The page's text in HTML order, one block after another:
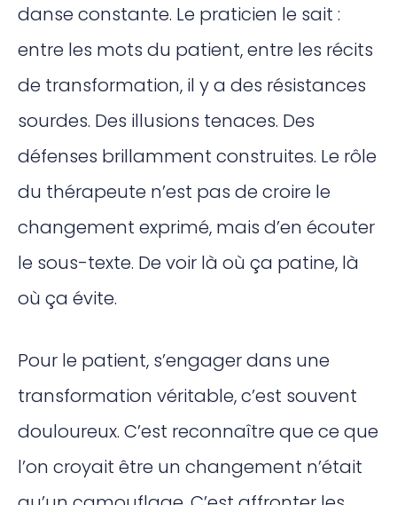
danse constante. Le praticien le sait :
entre les mots du patient, entre les récits
de transformation, il y a des résistances
sourdes. Des illusions tenaces. Des
défenses brillamment construites. Le rôle
du thérapeute n’est pas de croire le
changement exprimé, mais d’en écouter
le sous-texte. De voir là où ça patine, là
où ça évite.
Pour le patient, s’engager dans une
transformation véritable, c’est souvent
douloureux. C’est reconnaître que ce que
l’on croyait être un changement n’était